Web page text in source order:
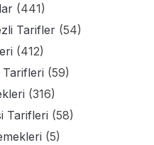
(441)
Tarifler(54)
(412)
(59)
(316)
Tarifleri (58)
(5)